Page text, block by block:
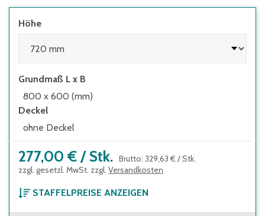
Höhe
Grundmaß L x B
800 x 600 (mm)
Deckel
ohne Deckel
277,00 € / Stk. Brutto: 329,63 € /Stk.
zzgl. gesetzl. MwSt. zzgl. Versandkosten
STAFFELPREISE ANZEIGEN